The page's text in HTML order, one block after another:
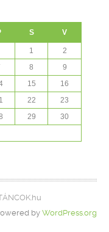
S V
1
2
8
9
15
16
22
23
29
30
byWordPress.org